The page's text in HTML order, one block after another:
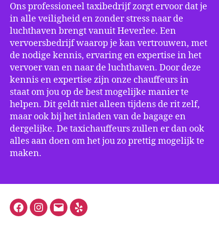
Ons professioneel taxibedrijf zorgt ervoor dat je
in alle veiligheid en zonder stress naar de
luchthaven brengt vanuit Heverlee. Een
vervoersbedrijf waarop je kan vertrouwen, met
de nodige kennis, ervaring en expertise in het
vervoer van en naar de luchthaven. Door deze
kennis en expertise zijn onze chauffeurs in
staat om jou op de best mogelijke manier te
helpen. Dit geldt niet alleen tijdens de rit zelf,
maar ook bij het inladen van de bagage en
dergelijke. De taxichauffeurs zullen er dan ook
alles aan doen om het jou zo prettig mogelijk te
maken.
FacebookInstagram
E-
Yelp